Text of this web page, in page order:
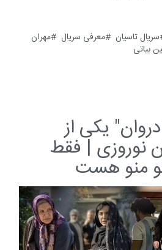
سریال تاسیان معرفی سریال
مهران
بیاتی
یکی از
نوروزی | فقط
منو هست